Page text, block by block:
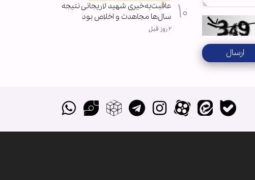
ارسال
عاقبت‌به‌خیری شهید لاریجانی نتیجه
سال‌ها مجاهدت و اخلاص بود
۲ روز قبل